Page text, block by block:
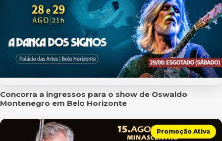
Concorra a ingressos para o show de Oswaldo
Montenegro em Belo Horizonte
Promoção Ativa